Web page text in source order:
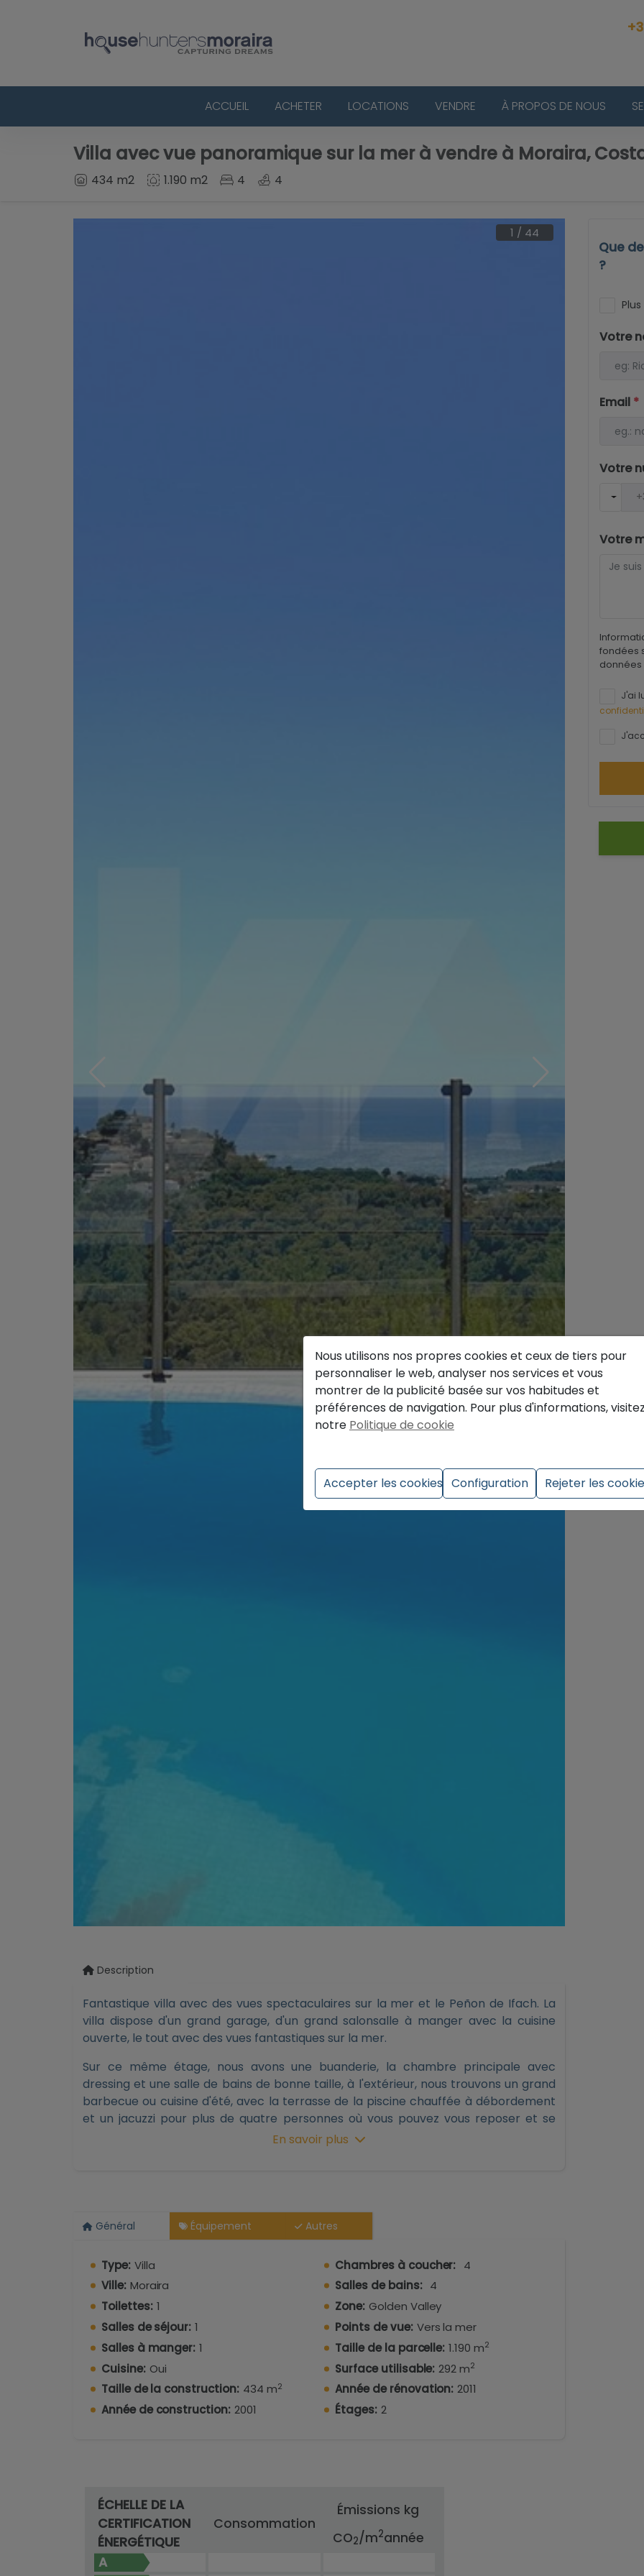
ACCUEIL ACHETER LOCATIONS VENDRE À PROPOS DE NOUS
Villa avec vue panoramique sur la mer à vendre à Moraira,
434 m2 1.190 m2 4 4
1 / 44
Description
Fantastique villa avec des vues spectaculaires sur la mer et le Peñon de Ifach. La
villa dispose d'un grand garage, d'un grand salonsalle à manger avec la cuisine
ouverte, le tout avec des vues fantastiques sur la mer.
Sur ce même étage, nous avons une buanderie, la chambre principale avec
dressing et une salle de bains de bonne taille, à l'extérieur, nous trouvons un grand
barbecue ou cuisine d'été, avec la terrasse de la piscine chauffée à débordement
et un jacuzzi pour plus de quatre personnes où vous pouvez vous reposer et se
détendre avec les vues fantastiques qui nous donne la propriété.
La propriété se trouve à une courte distance en voiture de la charmante ville de
Moraira, où vous trouverez une grande variété de restaurants et de boutiques de
luxe. Mais le meilleur de la région, ce sont ses plages de sable et ses charmantes
criques rocheuses.
Un endroit unique où l'on peut se déconnecter de tout et profiter des longues
journées ensoleillées en compagnie de la famille et des amis.
Un excellent investissement dans l'un des meilleurs emplacements... !!!!
Pour plus d'informations, n'hésitez pas à contacter notre équipe, qui vous aidera et
vous conseillera sur le meilleur investissement de votre vie.
En savoir plus
Général Équipement Autres
Type: Villa Chambres à coucher: 4
Ville: Moraira Salles de bains: 4
Toilettes: 1 Zone: Golden Valley
Salles de séjour: 1 Points de vue: Vers la mer
Salles à manger: 1 Taille de la parcelle: 1.190 m2
Cuisine: Oui Surface utilisable: 292 m2
Taille de la construction: 434 m2 Année de rénovation: 2011
Année de construction: 2001 Étages: 2
ÉCHELLE DE LA
CERTIFICATION
ÉNERGÉTIQUE
Consommation
Émissions kg
CO2/m2année
A
Que
?
Votre
Email *
Votre
Votre
fondées
données
J'ai
Nous utilisons nos propres cookies et ceux de tiers pour
personnaliser le web, analyser nos services et vous
montrer de la publicité basée sur vos habitudes et
préférences de navigation. Pour plus d'informations,
notre Politique de cookie
Accepter les cookies Configuration Rejeter les